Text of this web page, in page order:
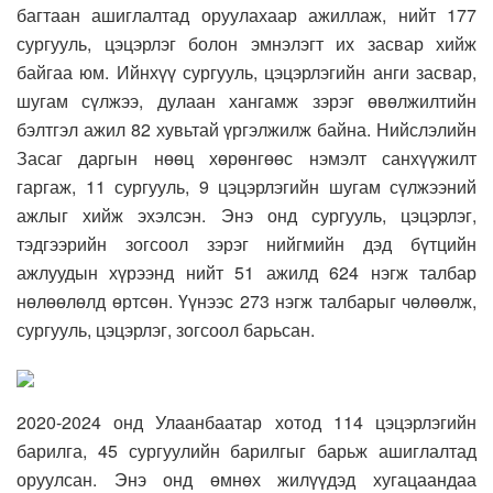
багтаан ашиглалтад оруулахаар ажиллаж, нийт 177
сургууль, цэцэрлэг болон эмнэлэгт их засвар хийж
байгаа юм. Ийнхүү сургууль, цэцэрлэгийн анги засвар,
шугам сүлжээ, дулаан хангамж зэрэг өвөлжилтийн
бэлтгэл ажил 82 хувьтай үргэлжилж байна. Нийслэлийн
Засаг даргын нөөц хөрөнгөөс нэмэлт санхүүжилт
гаргаж, 11 сургууль, 9 цэцэрлэгийн шугам сүлжээний
ажлыг хийж эхэлсэн. Энэ онд сургууль, цэцэрлэг,
тэдгээрийн зогсоол зэрэг нийгмийн дэд бүтцийн
ажлуудын хүрээнд нийт 51 ажилд 624 нэгж талбар
нөлөөлөлд өртсөн. Үүнээс 273 нэгж талбарыг чөлөөлж,
сургууль, цэцэрлэг, зогсоол барьсан.
2020-2024 онд Улаанбаатар хотод 114 цэцэрлэгийн
барилга, 45 сургуулийн барилгыг барьж ашиглалтад
оруулсан. Энэ онд өмнөх жилүүдэд хугацаандаа